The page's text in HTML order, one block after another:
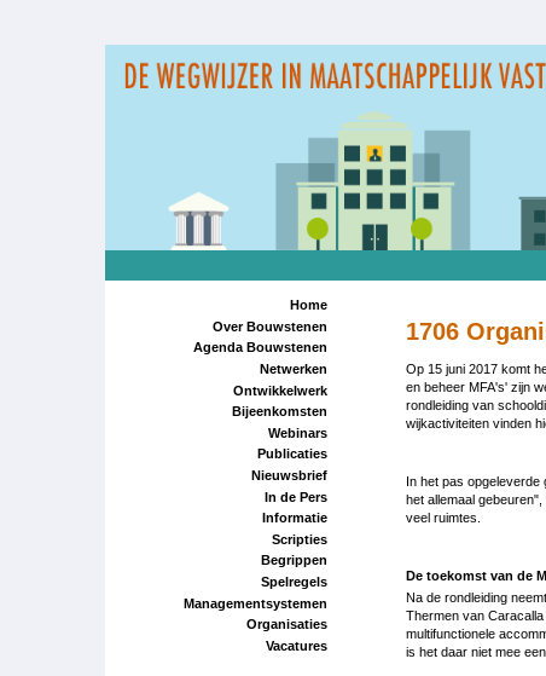
Home
Over Bouwstenen
Agenda Bouwstenen
Netwerken
Ontwikkelwerk
Bijeenkomsten
Webinars
Publicaties
Nieuwsbrief
In de Pers
Informatie
Scripties
Begrippen
Spelregels
Managementsystemen
Organisaties
Vacatures
1706
Op 15 juni 2017 komt
en beheer MFA's' zijn
rondleiding van
wijkactiviteiten vinden
In het pas opgeleverde
het allemaal
veel ruimtes.
De toekomst van de
Na de rondleiding
Thermen van
multifunctionele
is het daar niet mee